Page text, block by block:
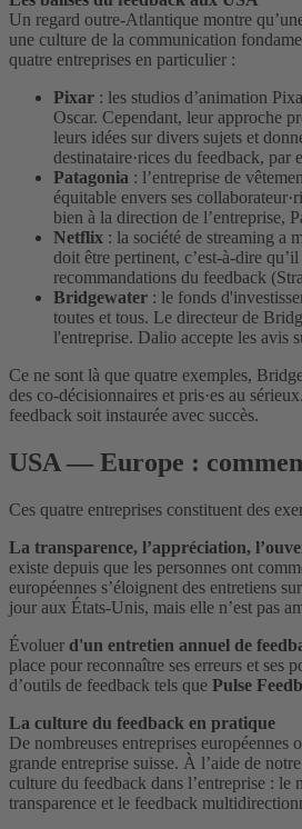
Un regard outre-Atlantique montre
une culture de la communication
quatre entreprises en particulier :
Pixar : les studios d’animation
Oscar. Cependant, leur approche
leurs idées sur divers sujets et
destinataire·rices du feedback,
Patagonia : l’entreprise de
équitable envers ses
bien à la direction de l’entreprise,
Netflix : la société de streaming a
doit être pertinent, c’est-à-dire
recommandations du feedback
Bridgewater : le fonds
toutes et tous. Le directeur de
l'entreprise. Dalio accepte les avis
Ce ne sont là que quatre exemples,
des co-décisionnaires et pris·es au
feedback soit instaurée avec succès.
USA — Europe :
Ces quatre entreprises constituent des
La transparence, l’appréciation,
existe depuis que les personnes ont
européennes s’éloignent des entretiens
jour aux États-Unis, mais elle n’est pas
Évoluer d'un entretien annuel de
place pour reconnaître ses erreurs et ses
d’outils de feedback tels que Pulse
La culture du feedback en pratique
De nombreuses entreprises
grande entreprise suisse. À l’aide de
culture du feedback dans l’entreprise :
transparence et le feedback